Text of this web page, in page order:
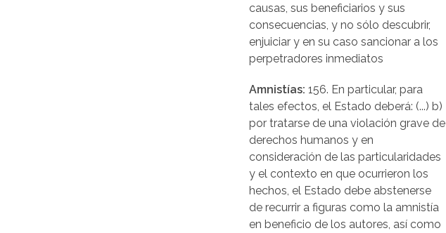
causas, sus beneficiarios y sus
consecuencias, y no sólo descubrir,
enjuiciar y en su caso sancionar a los
perpetradores inmediatos
Amnistías: 156. En particular, para
tales efectos, el Estado deberá: (...) b)
por tratarse de una violación grave de
derechos humanos y en
consideración de las particularidades
y el contexto en que ocurrieron los
hechos, el Estado debe abstenerse
de recurrir a figuras como la amnistía
en beneficio de los autores, así como